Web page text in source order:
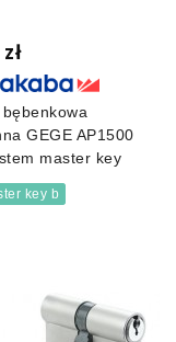
bębenkowa
GEGE AP1500
master key
key b